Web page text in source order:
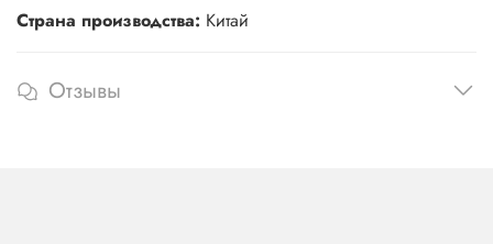
Страна производства: Китай
Отзывы